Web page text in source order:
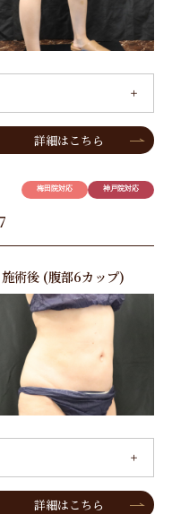
詳細はこちら
梅田院対応 神戸院対応
施術後 (腹部6カップ)
詳細はこちら